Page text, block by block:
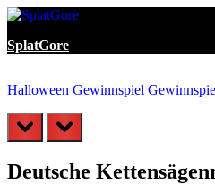
Skip
content
SplatGore
Halloween Gewinnspiel
prev next
Deutsche